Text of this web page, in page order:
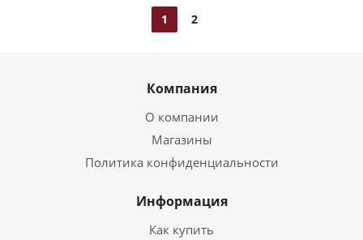
1 2
Компания
О компании
Магазины
Политика конфиденциальности
Информация
Как купить